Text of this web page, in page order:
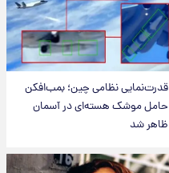
قدرت‌نمایی نظامی چین؛ بمب‌افکن
حامل موشک هسته‌ای در آسمان
ظاهر شد